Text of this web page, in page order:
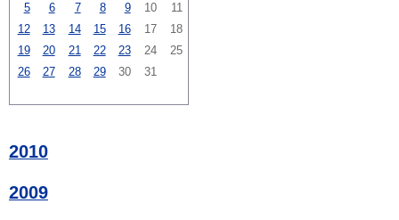
5
6 7 8 9 10
11
12
13 14 15 16 17
18
19
20 21 22 23 24
25
26
27 28 29 30 31
2010
2009